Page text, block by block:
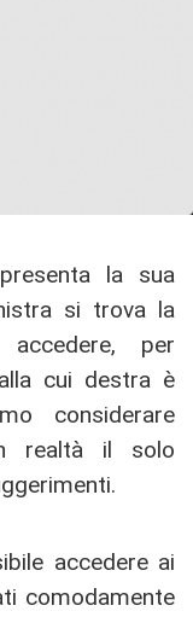
la sua
si trova la
per
cui destra è
considerare
realtà il solo
accedere ai
comodamente